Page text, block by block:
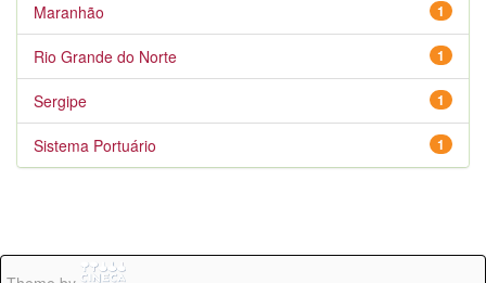
1
Maranhão
1
Rio Grande do Norte
1
Sergipe
1
Sistema Portuário